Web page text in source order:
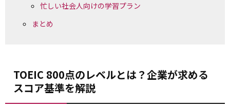
忙しい社会人向けの学習プラン
まとめ
TOEIC 800点のレベルとは？企業が求める
スコア基準を解説